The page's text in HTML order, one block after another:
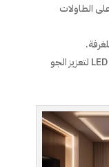
الطاولات
مثل الأضواء الجانبية أو إضاءة LED لتعزيز الجو